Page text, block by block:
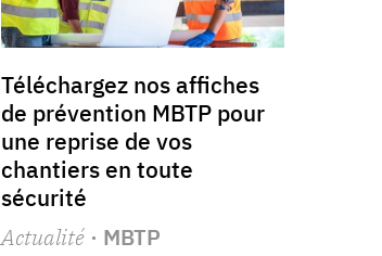
Téléchargez nos affiches
de prévention MBTP pour
une reprise de vos
chantiers en toute
sécurité
Actualité· MBTP